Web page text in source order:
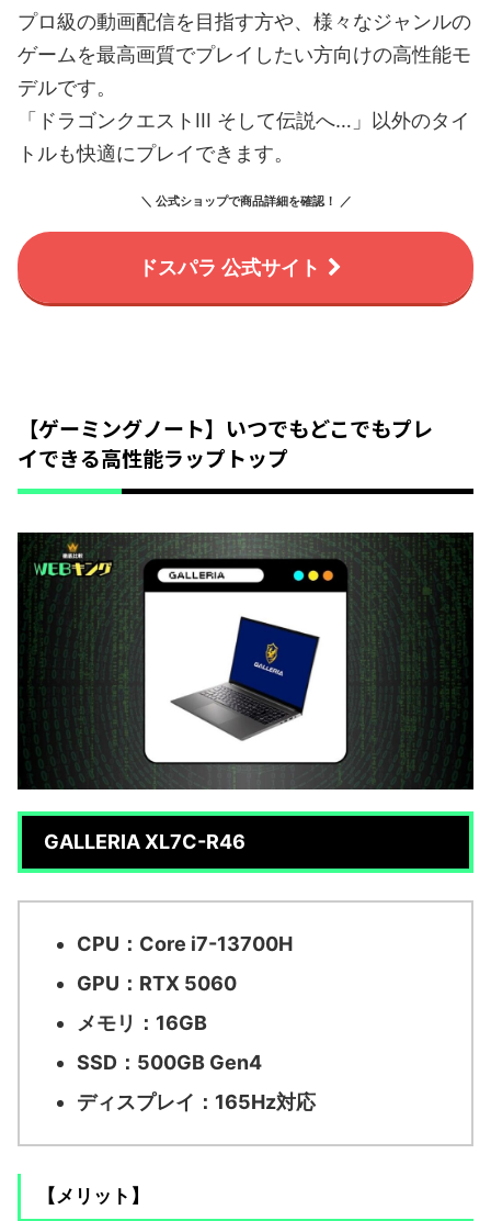
プロ級の動画配信を目指す方や、様々なジャンルの
ゲームを最高画質でプレイしたい方向けの高性能モ
デルです。
「ドラゴンクエストIII そして伝説へ…」以外のタイ
トルも快適にプレイできます。
＼ 公式ショップで商品詳細を確認！ ／
ドスパラ 公式サイト
【ゲーミングノート】いつでもどこでもプレ
イできる高性能ラップトップ
GALLERIA XL7C-R46
CPU：Core i7-13700H
GPU：RTX 5060
メモリ：16GB
SSD：500GB Gen4
ディスプレイ：165Hz対応
【メリット】